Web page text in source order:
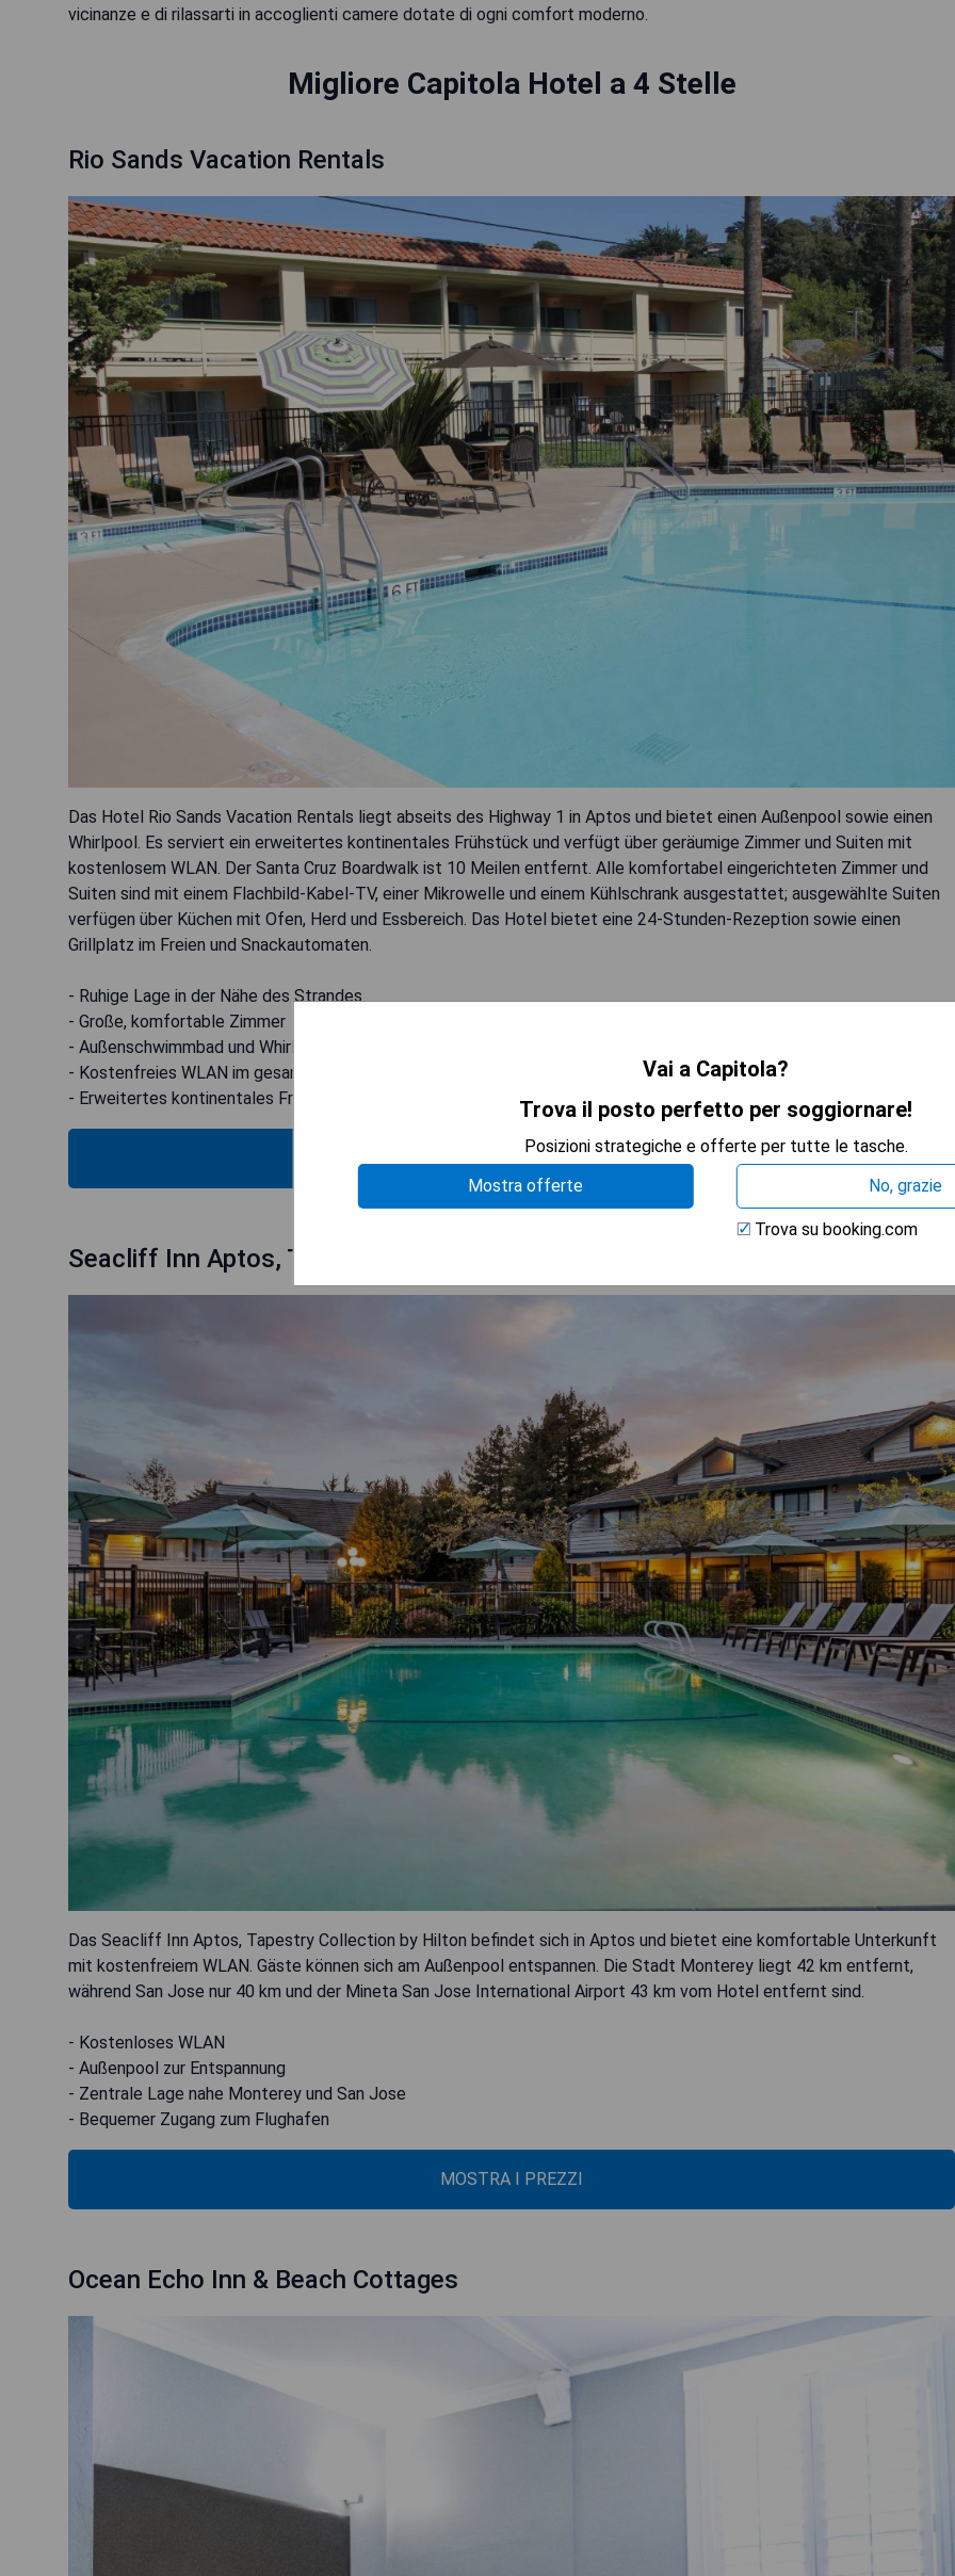
vicinanze e di rilassarti in accoglienti camere dotate di ogni comfort moderno.
Migliore Capitola Hotel a 4 Stelle
Rio Sands Vacation Rentals
Das Hotel Rio Sands Vacation Rentals liegt abseits des Highway 1 in Aptos und bietet einen Außenpool sowie einen
Whirlpool. Es serviert ein erweitertes kontinentales Frühstück und verfügt über geräumige Zimmer und Suiten mit
kostenlosem WLAN. Der Santa Cruz Boardwalk ist 10 Meilen entfernt. Alle komfortabel eingerichteten Zimmer und
Suiten sind mit einem Flachbild-Kabel-TV, einer Mikrowelle und einem Kühlschrank ausgestattet; ausgewählte Suiten
verfügen über Küchen mit Ofen, Herd und Essbereich. Das Hotel bietet eine 24-Stunden-Rezeption sowie einen
Grillplatz im Freien und Snackautomaten.
- Ruhige Lage in der Nähe des Strandes
- Große, komfortable Zimmer
- Außenschwimmbad und Whirlpool verfügbar
- Kostenfreies WLAN im gesamten Gebäude
- Erweitertes kontinentales Frühstück inklusive
MOSTRA I PREZZI
Seacliff Inn Aptos, Tapestry Collection by Hilton
Das Seacliff Inn Aptos, Tapestry Collection by Hilton befindet sich in Aptos und bietet eine komfortable Unterkunft
mit kostenfreiem WLAN. Gäste können sich am Außenpool entspannen. Die Stadt Monterey liegt 42 km entfernt,
während San Jose nur 40 km und der Mineta San Jose International Airport 43 km vom Hotel entfernt sind.
- Kostenloses WLAN
- Außenpool zur Entspannung
- Zentrale Lage nahe Monterey und San Jose
- Bequemer Zugang zum Flughafen
MOSTRA I PREZZI
Ocean Echo Inn & Beach Cottages
Vai a Capitola?
Trova il posto perfetto per soggiornare!
Posizioni strategiche e offerte per tutte le tasche.
Mostra offerte
No, grazie
Trova su booking.com